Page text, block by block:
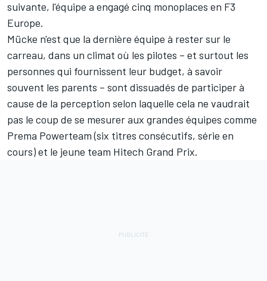
suivante, l'équipe a engagé cinq monoplaces en F3
Europe.
Mücke n'est que la dernière équipe à rester sur le
carreau, dans un climat où les pilotes – et surtout les
personnes qui fournissent leur budget, à savoir
souvent les parents – sont dissuadés de participer à
cause de la perception selon laquelle cela ne vaudrait
pas le coup de se mesurer aux grandes équipes comme
Prema Powerteam (six titres consécutifs, série en
cours) et le jeune team Hitech Grand Prix.